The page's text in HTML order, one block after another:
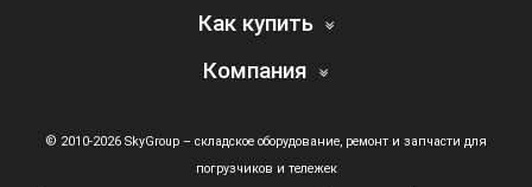
Как купить
Компания
© 2010-2026 SkyGroup – складское оборудование, ремонт и запчасти для
погрузчиков и тележек